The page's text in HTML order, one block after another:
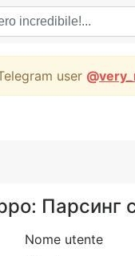
user @
Парсинг
Nome utente